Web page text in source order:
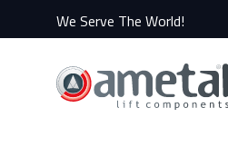
We Serve The World!